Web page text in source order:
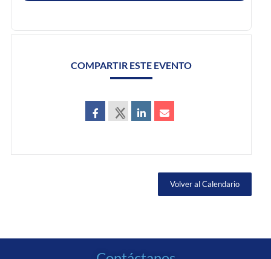
COMPARTIR ESTE EVENTO
Volver al Calendario